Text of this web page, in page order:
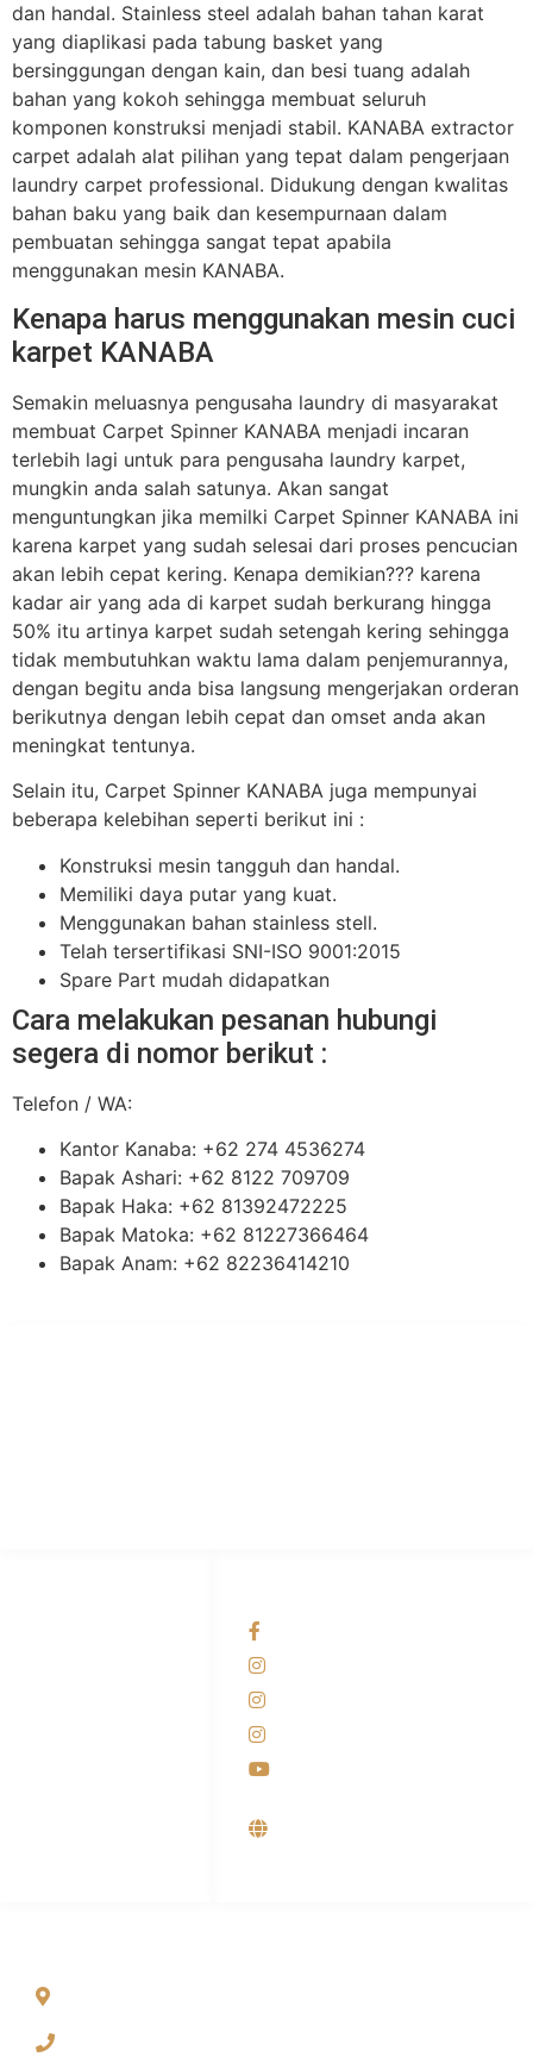
dan handal. Stainless steel adalah bahan tahan karat
yang diaplikasi pada tabung basket yang
bersinggungan dengan kain, dan besi tuang adalah
bahan yang kokoh sehingga membuat seluruh
komponen konstruksi menjadi stabil. KANABA extractor
carpet adalah alat pilihan yang tepat dalam pengerjaan
laundry carpet professional. Didukung dengan kwalitas
bahan baku yang baik dan kesempurnaan dalam
pembuatan sehingga sangat tepat apabila
menggunakan mesin KANABA.
Kenapa harus menggunakan mesin cuci
karpet KANABA
Semakin meluasnya pengusaha laundry di masyarakat
membuat Carpet Spinner KANABA menjadi incaran
terlebih lagi untuk para pengusaha laundry karpet,
mungkin anda salah satunya. Akan sangat
menguntungkan jika memilki Carpet Spinner KANABA ini
karena karpet yang sudah selesai dari proses pencucian
akan lebih cepat kering. Kenapa demikian??? karena
kadar air yang ada di karpet sudah berkurang hingga
50% itu artinya karpet sudah setengah kering sehingga
tidak membutuhkan waktu lama dalam penjemurannya,
dengan begitu anda bisa langsung mengerjakan orderan
berikutnya dengan lebih cepat dan omset anda akan
meningkat tentunya.
Selain itu, Carpet Spinner KANABA juga mempunyai
beberapa kelebihan seperti berikut ini :
Konstruksi mesin tangguh dan handal.
Memiliki daya putar yang kuat.
Menggunakan bahan stainless stell.
Telah tersertifikasi SNI-ISO 9001:2015
Spare Part mudah didapatkan
Cara melakukan pesanan hubungi
segera di nomor berikut :
Telefon / WA:
Kantor Kanaba: +62 274 4536274
Bapak Ashari: +62 8122 709709
Bapak Haka: +62 81392472225
Bapak Matoka: +62 81227366464
Bapak Anam: +62 82236414210